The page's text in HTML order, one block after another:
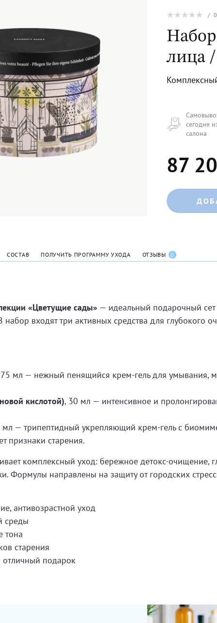
/0
лица
сегодня
салона
87
СОСТАВ ПОЛУЧИТЬ ПРОГРАММУ УХОДА ОТЗЫВЫ 0
«Цветущие сады» — идеальный подарочный
входят три активных средства для глубокого
мл — нежный пенящийся крем-гель для умывания,
кислотой), 30 мл — интенсивное и
мл — трипептидный укрепляющий крем-гель с
признаки старения.
комплексный уход: бережное детокс-очищение,
Формулы направлены на защиту от городских
антивозрастной уход
среды
тона
старения
подарок